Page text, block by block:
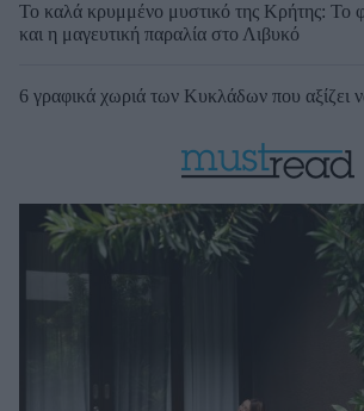
Το καλά κρυμμένο μυστικό της Κρήτης: Το
και η μαγευτική παραλία στο Λιβυκό
6 γραφικά χωριά των Κυκλάδων που αξίζει